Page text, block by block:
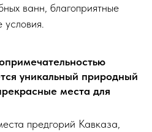
ванн, благоприятные
уникальный природный
места для
предгорий Кавказа,